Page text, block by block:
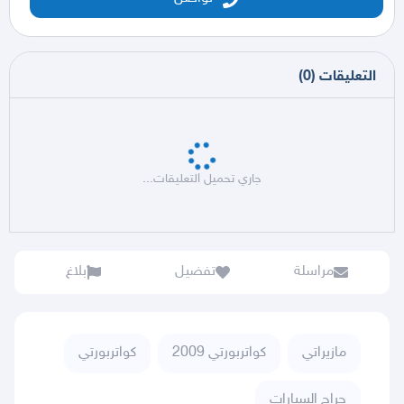
التعليقات (
0
)
جاري تحميل التعليقات...
مراسلة تفضيل بلاغ
مازيراتي كواتربورتي 2009 كواتربورتي
حراج السيارات